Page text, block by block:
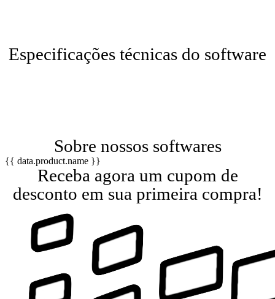
Especificações técnicas do software
Sobre nossos softwares
{{ data.product.name }}
Receba agora um cupom de
desconto em sua primeira compra!